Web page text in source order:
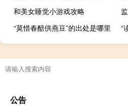
和美女睡觉小游戏攻略
“莫惜春醅供燕豆”的出处是哪里
“
公告